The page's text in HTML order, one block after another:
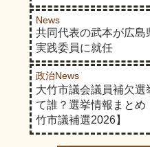
News
共同代表の武本が広
実践委員に就任
政治News
大竹市議会議員補欠
て誰？選挙情報まと
竹市議補選2026】